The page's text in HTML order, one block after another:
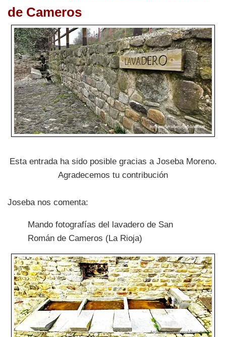
de Cameros
Esta entrada ha sido posible gracias a Joseba Moreno.
Agradecemos tu contribución
Joseba nos comenta:
Mando fotografías del lavadero de San
Román de Cameros (La Rioja)